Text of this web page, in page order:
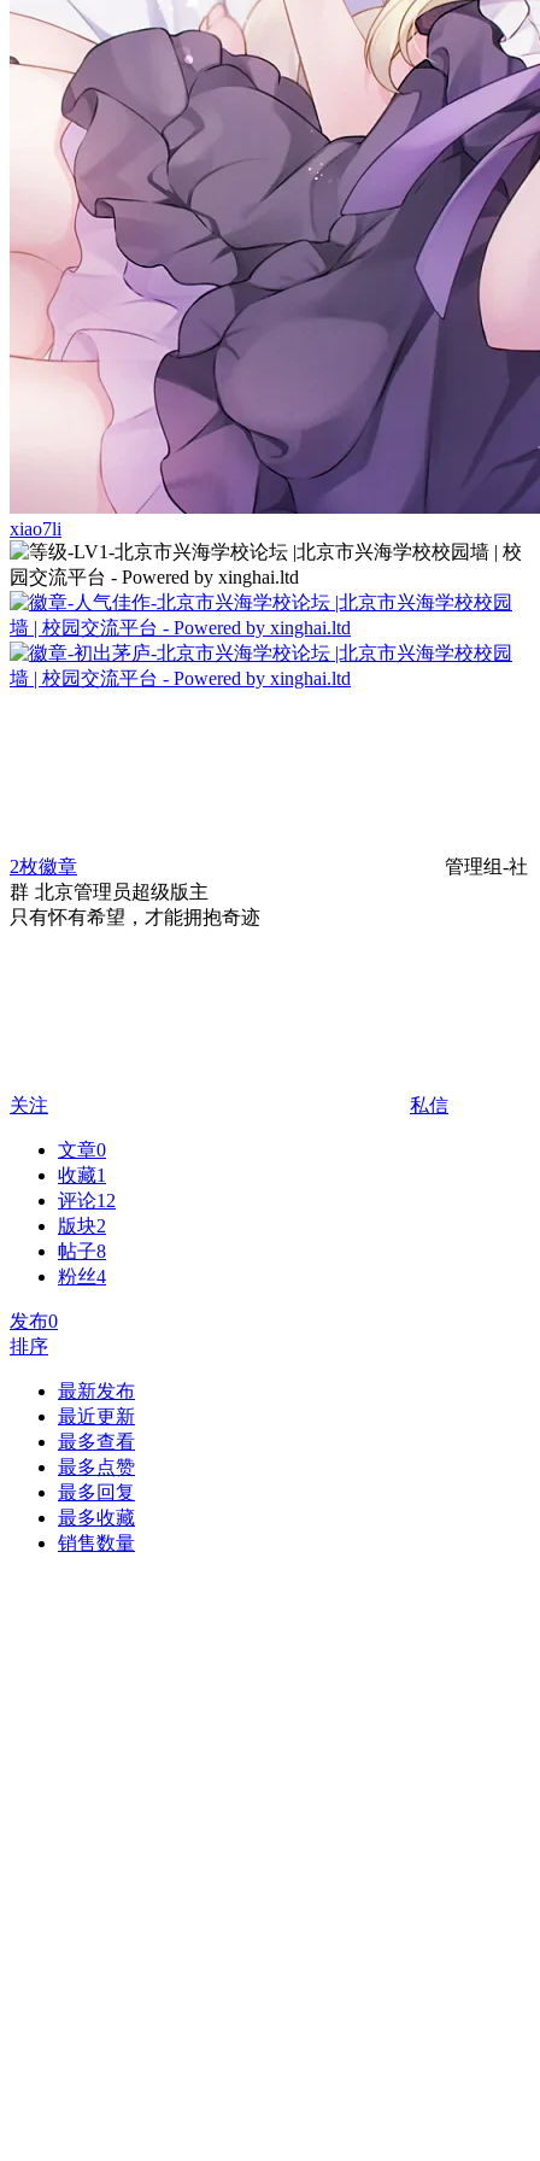
xiao7li
2枚徽章
管理组-社
群 北京管理员超级版主
只有怀有希望，才能拥抱奇迹
关注 私信
文章0
收藏1
评论12
版块2
帖子8
粉丝4
发布0
排序
最新发布
最近更新
最多查看
最多点赞
最多回复
最多收藏
销售数量